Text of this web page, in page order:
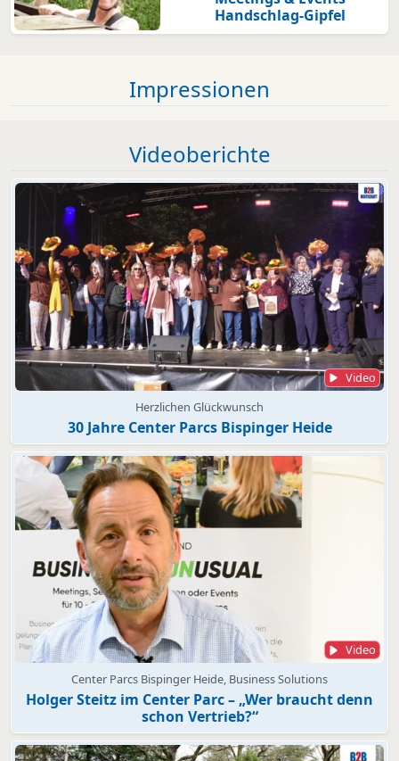
Handschlag-Gipfel
Impressionen
Videoberichte
Video
Herzlichen Glückwunsch
30 Jahre Center Parcs Bispinger Heide
Video
Center Parcs Bispinger Heide, Business Solutions
Holger Steitz im Center Parc – „Wer braucht denn
schon Vertrieb?“